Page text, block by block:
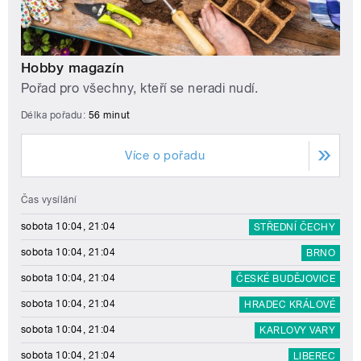
Hobby magazín
Pořad pro všechny, kteří se neradi nudí.
Délka pořadu: 56 minut
Více o pořadu
Čas vysílání
sobota 10:04, 21:04 STŘEDNÍ ČECHY
sobota 10:04, 21:04 BRNO
sobota 10:04, 21:04 ČESKÉ BUDĚJOVICE
sobota 10:04, 21:04 HRADEC KRÁLOVÉ
sobota 10:04, 21:04 KARLOVY VARY
sobota 10:04, 21:04 LIBEREC